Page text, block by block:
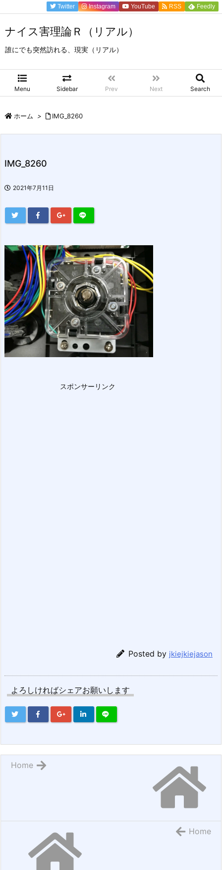
ナイス害理論Ｒ（リアル）
誰にでも突然訪れる、現実（リアル）
Menu Sidebar Prev Next Search
Twitter Instagram YouTube RSS Feedly
ホーム > IMG_8260
IMG_8260
2021年7月11日
スポンサーリンク
Posted by jkiejkiejason
よろしければシェアお願いします
Home
Home